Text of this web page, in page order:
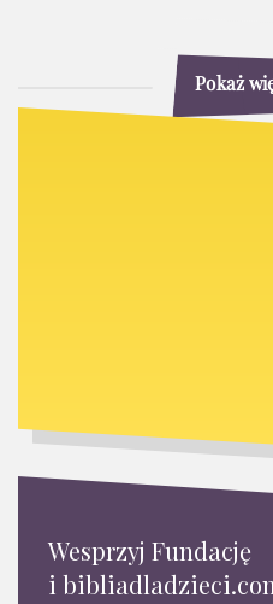
Pokaż
Wesprzyj Fundację
i